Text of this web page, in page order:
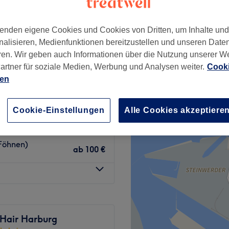
Hamburg
110 €
150 €
ab 100 €
Harburg
−
eigene Cookies und Cookies von Dritten, um Inhalte
Medienfunktionen bereitzustellen und unseren
Wir geben auch Informationen über die Nutzung unserer
für soziale Medien, Werbung und Analysen weiter.
Cookie-Einstellungen Alle Cookies